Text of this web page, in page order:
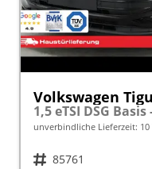
Volkswagen
1,5 eTSI DSG Basis
unverbindliche Lieferzeit: 10
Fahrzeugnr. 85761